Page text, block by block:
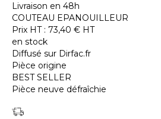
Livraison en 48h
COUTEAU EPANOUILLEUR
Prix HT : 73,40 € HT
en stock
Diffusé sur Dirfac.fr
Pièce origine
BEST SELLER
Pièce neuve défraîchie